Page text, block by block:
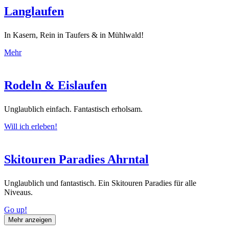
Langlaufen
In Kasern, Rein in Taufers & in Mühlwald!
Mehr
Rodeln & Eislaufen
Unglaublich einfach. Fantastisch erholsam.
Will ich erleben!
Skitouren Paradies Ahrntal
Unglaublich und fantastisch. Ein Skitouren Paradies für alle
Niveaus.
Go up!
Mehr anzeigen